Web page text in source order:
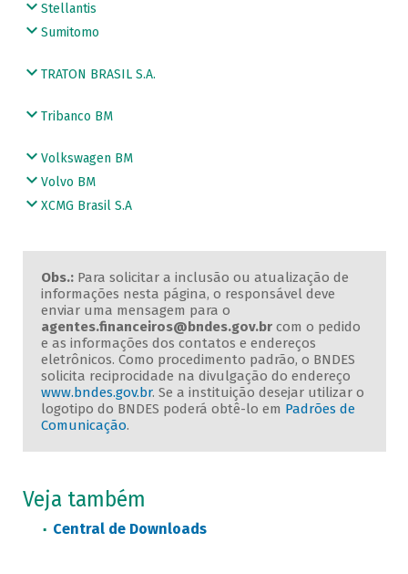
Stellantis
Sumitomo
TRATON BRASIL S.A.
Tribanco BM
Volkswagen BM
Volvo BM
XCMG Brasil S.A
Obs.:Para solicitar a inclusão ou atualização de
informações nesta página, o responsável deve
enviar uma mensagem para o
agentes.financeiros@bndes.gov.brcom o pedido
e as informações dos contatos e endereços
eletrônicos. Como procedimento padrão, o BNDES
solicita reciprocidade na divulgação do endereço
www.bndes.gov.br. Se a instituição desejar utilizar o
logotipo do BNDES poderá obtê-lo em Padrões de
Comunicação.
Veja também
Central de Downloads